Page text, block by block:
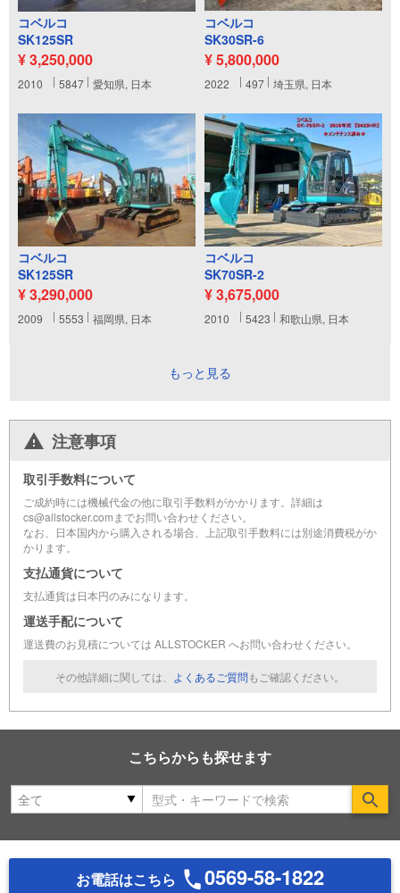
コベルコ
SK125SR
¥ 3,250,000
2010 5847 愛知県, 日本
コベルコ
SK30SR-6
¥ 5,800,000
2022 497 埼玉県, 日本
コベルコ
SK125SR
¥ 3,290,000
2009 5553 福岡県, 日本
コベルコ
SK70SR-2
¥ 3,675,000
2010 5423 和歌山県, 日本
もっと見る
注意事項
取引手数料について
ご成約時には機械代金の他に取引手数料がかかります。詳細は
cs@allstocker.comまでお問い合わせください。
なお、日本国内から購入される場合、上記取引手数料には別途消費税がか
かります。
支払通貨について
支払通貨は日本円のみになります。
運送手配について
運送費のお見積については ALLSTOCKER へお問い合わせください。
その他詳細に関しては、 よくあるご質問もご確認ください。
こちらからも探せます
お電話はこちら 0569-58-1822